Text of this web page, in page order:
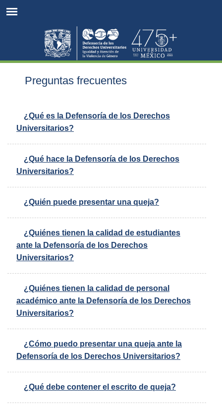
Preguntas frecuentes
¿Qué es la Defensoría de los Derechos
Universitarios?​
¿Qué hace la Defensoría de los Derechos
Universitarios?
¿Quién puede presentar una queja?
¿Quiénes tienen la calidad de estudiantes
ante la Defensoría de los Derechos
Universitarios?
¿Quiénes tienen la calidad de personal
académico ante la Defensoría de los Derechos
Universitarios?
¿Cómo puedo presentar una queja ante la
Defensoría de los Derechos Universitarios?
¿Qué debe contener el escrito de queja?